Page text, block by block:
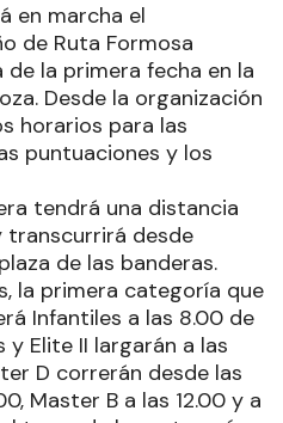
en marcha el
de Ruta Formosa
la primera fecha en la
Desde la organización
horarios para las
puntuaciones y los
tendrá una distancia
desde
de las banderas.
la primera categoría que
Infantiles a las 8.00 de
y Elite II largarán a las
D correrán desde las
Master B a las 12.00 y a